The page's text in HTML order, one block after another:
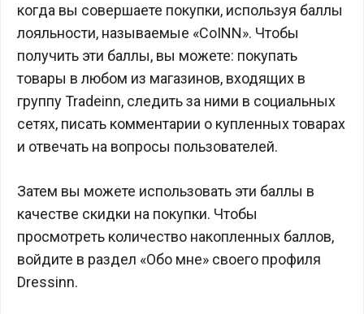
когда вы совершаете покупки, используя баллы
лояльности, называемые «CoINN». Чтобы
получить эти баллы, вы можете: покупать
товары в любом из магазинов, входящих в
группу Tradeinn, следить за ними в социальных
сетях, писать комментарии о купленных товарах
и отвечать на вопросы пользователей.
Затем вы можете использовать эти баллы в
качестве скидки на покупки. Чтобы
просмотреть количество накопленных баллов,
войдите в раздел «Обо мне» своего профиля
Dressinn.